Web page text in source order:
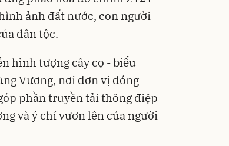
ảnh đất nước, con người
dân tộc.
hình tượng cây cọ - biểu
Vương, nơi đơn vị đóng
phần truyền tải thông điệp
và ý chí vươn lên của người